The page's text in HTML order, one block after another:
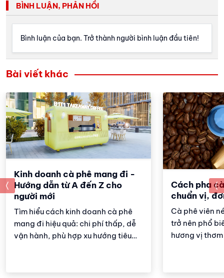
BÌNH LUẬN, PHẢN HỒI
Bình luận của bạn. Trở thành người bình luận đầu tiên!
Bài viết khác
Kinh doanh cà phê mang đi -
Hướng dẫn từ A đến Z cho
người mới
Tìm hiểu cách kinh doanh cà phê
mang đi hiệu quả: chi phí thấp, dễ
vận hành, phù hợp xu hướng tiêu
Cách pha
chuẩn vị,
Cà phê viên
trở nên phổ
hương vị
prev